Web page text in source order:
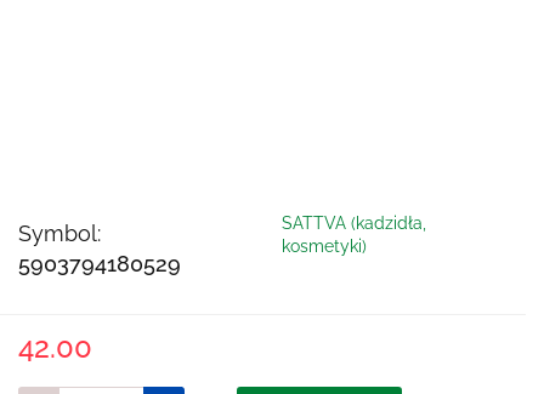
Symbol:
5903794180529
SATTVA (kadzidła,
kosmetyki)
42.00